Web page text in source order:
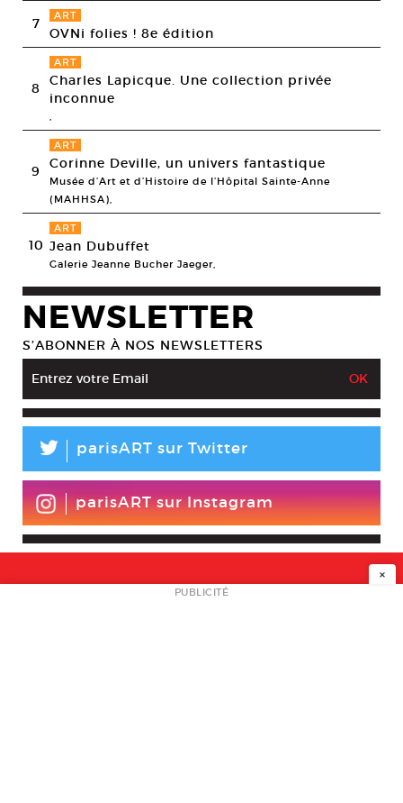
7 ART
OVNi folies ! 8e édition
8
ART
Charles Lapicque. Une collection privée
inconnue
,
9
ART
Corinne Deville, un univers fantastique
Musée d’Art et d’Histoire de l’Hôpital Sainte-Anne
(MAHHSA),
10
ART
Jean Dubuffet
Galerie Jeanne Bucher Jaeger,
NEWSLETTER
S’ABONNER À NOS NEWSLETTERS
L parisART sur Twitter
parisART sur Instagram
NEWSLETTER
×
PUBLICITÉ